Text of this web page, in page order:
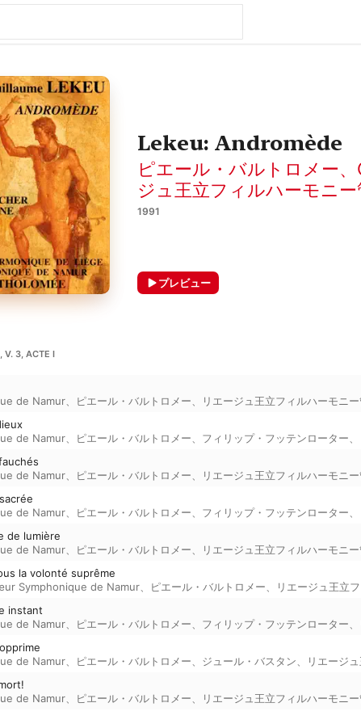
Lekeu: Andromède
ピエール・バルトロメー、
ジュ王立フィルハーモニー
1991
プレビュー
V. 3, ACTE I
de Namur
ピエール・バルトロメー リエージュ王立フィルハーモニ
de Namur
ピエール・バルトロメー フィリップ・フッテンローター
de Namur
ピエール・バルトロメー リエージュ王立フィルハーモニ
de Namur
ピエール・バルトロメー フィリップ・フッテンローター
de lumière
de Namur
ピエール・バルトロメー リエージュ王立フィルハーモニ
la volonté suprême
Symphonique de Namur ピエール・バルトロメー リエージュ王立
instant
de Namur
ピエール・バルトロメー フィリップ・フッテンローター
de Namur
ピエール・バルトロメー ジュール・バスタン リエージ
de Namur
ピエール・バルトロメー リエージュ王立フィルハーモニ